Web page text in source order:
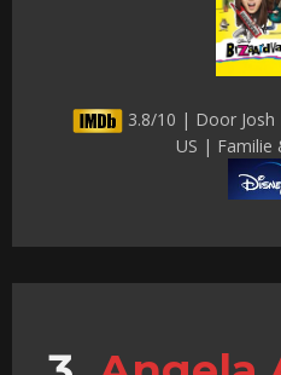
3.8/10 | Door Josh
US | Familie